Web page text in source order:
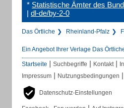
* Statistische Ämter des
| dl-de/by-2-0
Das Örtliche Rheinland-Pfalz
Ein Angebot Ihrer Verlage Das
Startseite | Suchbegriffe | Kontakt |
Impressum | Nutzungsbedingungen |
Datenschutz-Einstellungen